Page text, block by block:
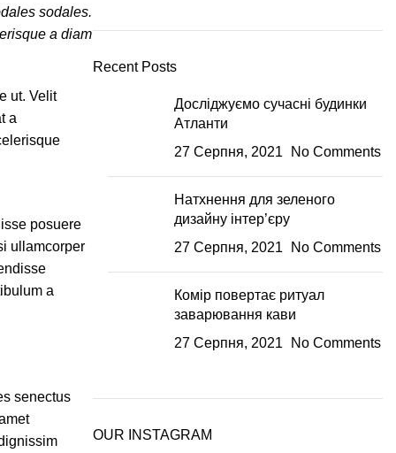
sodales.
a diam
ut. Velit
a
posuere
ullamcorper
a
senectus
Recent Posts
Досліджуємо сучасні будинки
Атланти
27 Серпня, 2021
No Comments
Натхнення для зеленого
дизайну інтер’єру
27 Серпня, 2021
No Comments
Комір повертає ритуал
заварювання кави
27 Серпня, 2021
No Comments
OUR INSTAGRAM